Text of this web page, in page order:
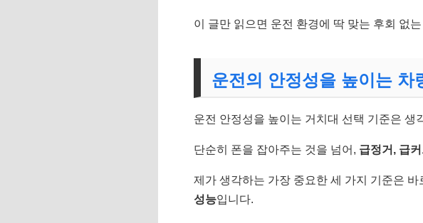
이 글만 읽으면 운전 환경에 딱 맞는 후회 없
운전의 안정성을 높이는
운전 안정성을 높이는 거치대 선택 기준은 생
단순히 폰을 잡아주는 것을 넘어, 급정거, 급
제가 생각하는 가장 중요한 세 가지 기준은 바
성능입니다.